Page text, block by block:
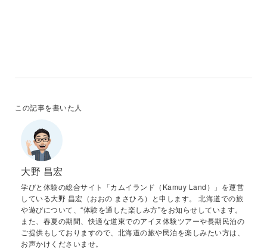
この記事を書いた人
大野 昌宏
学びと体験の総合サイト「カムイランド（Kamuy Land）」を運営
している大野 昌宏（おおの まさひろ）と申します。 北海道での旅
や遊びについて、“体験を通した楽しみ方”をお知らせしています。
また、春夏の期間、快適な道東でのアイヌ体験ツアーや長期民泊の
ご提供もしておりますので、北海道の旅や民泊を楽しみたい方は、
お声かけくださいませ。